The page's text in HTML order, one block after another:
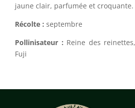
jaune clair, parfumée et croquante.
Récolte : septembre
Pollinisateur : Reine des
Fuji